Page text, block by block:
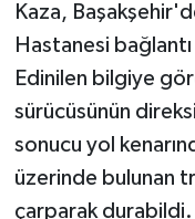
Kaza,
Hastanesi
Edinilen bilgiye
sürücüsünün
sonucu yol
üzerinde bulunan
çarparak durabildi.